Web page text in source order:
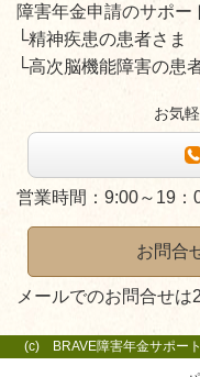
障害年金申請のサポー
└精神疾患の患者さま
└高次脳機能障害の患
お気
営業時間： 9:00～19：
お問合
メールでのお問合せは
(c) BRAVE障害年金サポー